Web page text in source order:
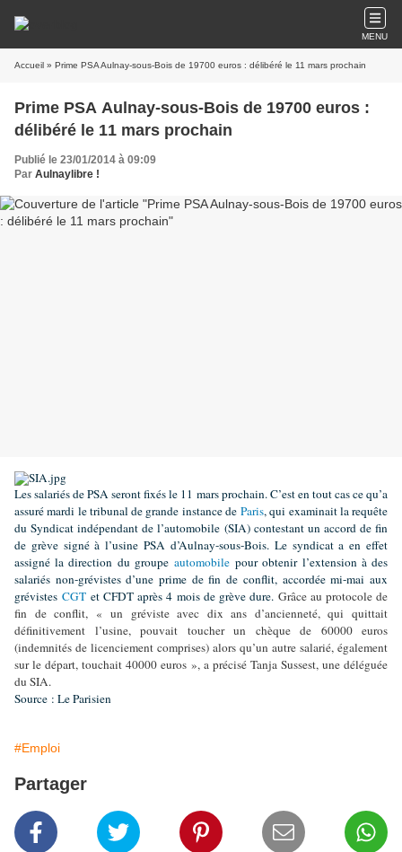
MENU
Accueil » Prime PSA Aulnay-sous-Bois de 19700 euros : délibéré le 11 mars prochain
Prime PSA Aulnay-sous-Bois de 19700 euros :
délibéré le 11 mars prochain
Publié le 23/01/2014 à 09:09
Par Aulnaylibre !
Les salariés de PSA seront fixés le 11 mars prochain. C’est en tout cas ce qu’a
assuré mardi le tribunal de grande instance de Paris, qui examinait la requête
du Syndicat indépendant de l’automobile (SIA) contestant un accord de fin
de grève signé à l’usine PSA d’Aulnay-sous-Bois. Le syndicat a en effet
assigné la direction du groupe automobile pour obtenir l’extension à des
salariés non-grévistes d’une prime de fin de conflit, accordée mi-mai aux
grévistes CGT et CFDT après 4 mois de grève dure. Grâce au protocole de
fin de conflit, « un gréviste avec dix ans d’ancienneté, qui quittait
définitivement l’usine, pouvait toucher un chèque de 60000 euros
(indemnités de licenciement comprises) alors qu’un autre salarié, également
sur le départ, touchait 40000 euros », a précisé Tanja Sussest, une déléguée
du SIA.
Source : Le Parisien
#Emploi
Partager